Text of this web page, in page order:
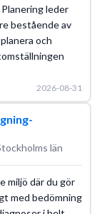
leder
bestående av
och
2026-08-31
län
miljö där du gör
med bedömning